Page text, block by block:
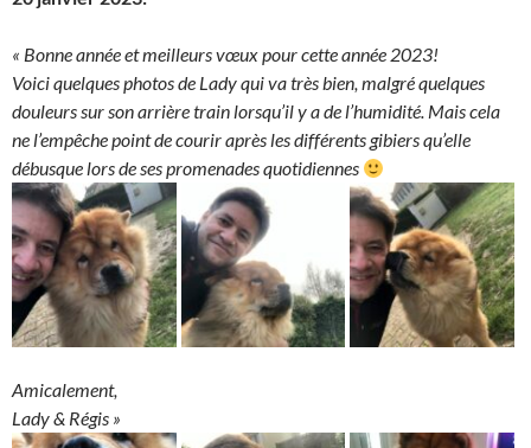
« Bonne année et meilleurs vœux pour cette année 2023!
Voici quelques photos de Lady qui va très bien, malgré quelques
douleurs sur son arrière train lorsqu’il y a de l’humidité. Mais cela
ne l’empêche point de courir après les différents gibiers qu’elle
débusque lors de ses promenades quotidiennes
Amicalement,
Lady & Régis »